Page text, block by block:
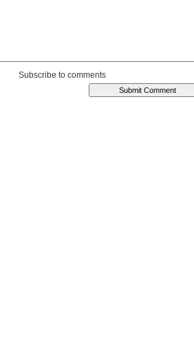
Subscribe to comments